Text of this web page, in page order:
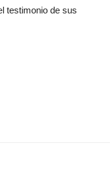
testimonio de sus